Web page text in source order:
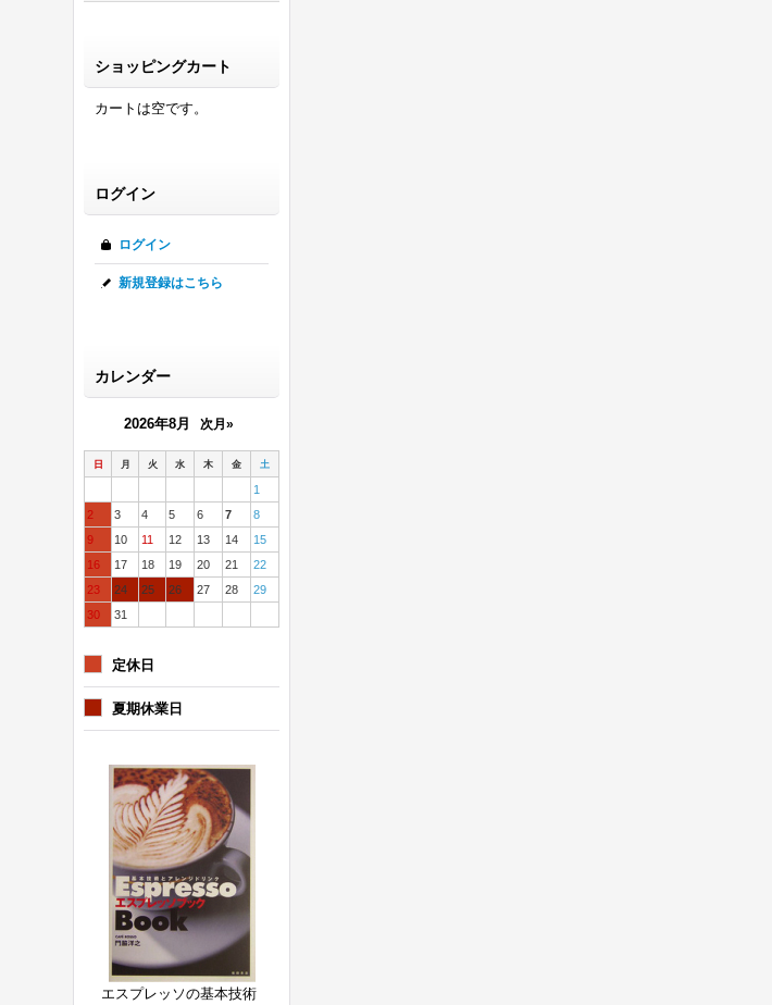
ショッピングカート
カートは空です。
ログイン
ログイン
新規登録はこちら
カレンダー
2026年8月 次月»
日 月 火 水 木 金 土
1
2
3 4 5 6 7
8
9
10 11 12 13 14
15
16
17 18 19 20 21
22
23
24 25 26 27 28
29
30
31
定休日
夏期休業日
エスプレッソの基本技術